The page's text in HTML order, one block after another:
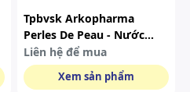
Tpbvsk Arkopharma
Perles De Peau - Nước
Uống Collagen Hỗ Trợ
Dưỡng Ẩm Da, Làm Đẹp
Da (hộp 10 Ống)
Liên hệ để mua
Xem sản phẩm